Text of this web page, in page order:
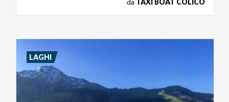
da TAXI BOAT COLICO
LAGHI